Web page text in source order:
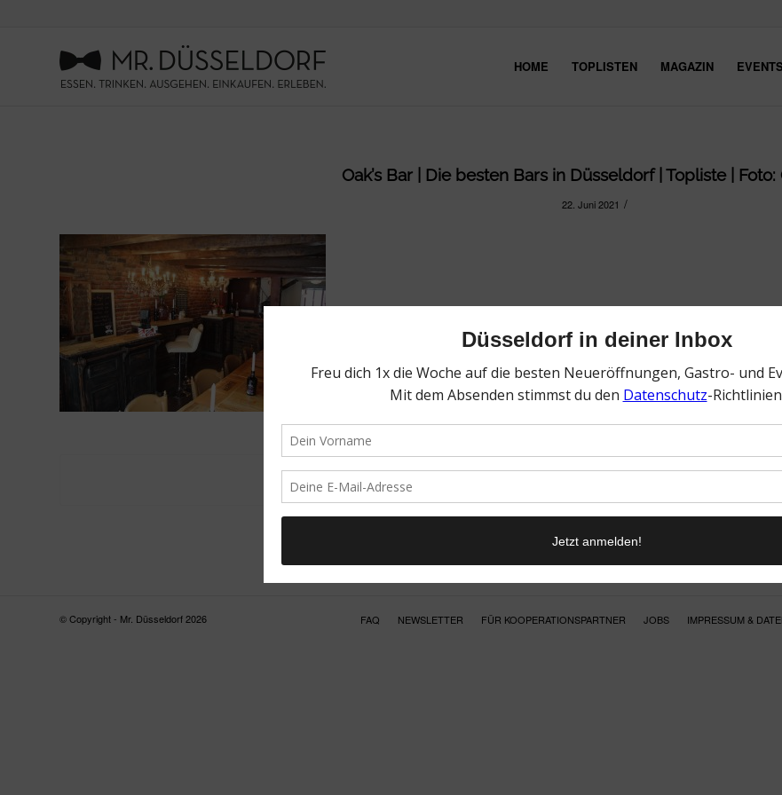
HOME TOPLISTEN MAGAZIN EVENTS
Oak’s Bar | Die besten Bars in Düsseldorf | Topliste | Foto:
22. Juni 2021 /
© Copyright - Mr. Düsseldorf 2026 FAQ NEWSLETTER FÜR KOOPERATIONSPARTNER JOBS IMPRESSUM &